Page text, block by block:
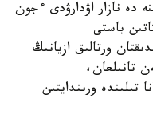
دە نازار اۋدارۋدى ءجون
باستى
ورتالىق ازيانىڭ
تانىلعان،
تىلىندە ورىندايتىن